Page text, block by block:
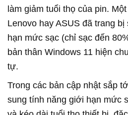
làm giảm tuổi thọ của pin.
Lenovo hay ASUS đã trang
hạn mức sạc (chỉ sạc đến
bản thân Windows 11 hiện
tự.
Trong các bản cập nhật sắp
sung tính năng giới hạn mức